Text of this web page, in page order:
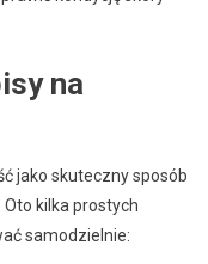
na
jako skuteczny sposób
kilka prostych
samodzielnie: